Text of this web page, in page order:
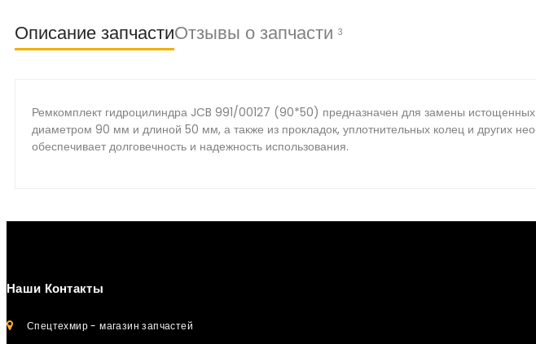
Описание запчастиОтзывы о запчасти 3
Ремкомплект гидроцилиндра JCB 991/00127 (90*50) предназначен для замены
диаметром 90 мм и длиной 50 мм, а также из прокладок, уплотнительных колец и других
обеспечивает долговечность и надежность использования.
Наши Контакты
Спецтехмир - магазин запчастей